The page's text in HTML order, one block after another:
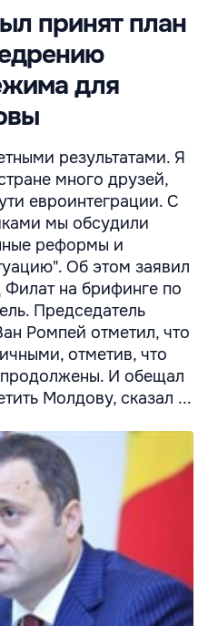
принят план
для
результатами. Я
много друзей,
евроинтеграции. С
мы обсудили
реформы и
Об этом заявил
на брифинге по
Председатель
Ромпей отметил, что
отметив, что
И обещал
Молдову, сказал ...